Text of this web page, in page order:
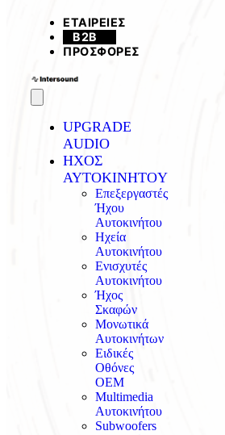
ΕΤΑΙΡΕΙΕΣ
B2B
ΠΡΟΣΦΟΡΕΣ
UPGRADE
AUDIO
ΗΧΟΣ
AYTOKINHTOY
Επεξεργαστές
Ήχου
Αυτοκινήτου
Ηχεία
Αυτοκινήτου
Ενισχυτές
Αυτοκινήτου
Ήχος
Σκαφών
Μονωτικά
Αυτοκινήτων
Ειδικές
Οθόνες
OEM
Multimedia
Αυτοκινήτου
Subwoofers